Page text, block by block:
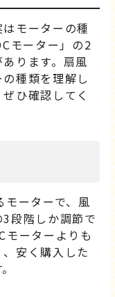
モーターの種
モーター」の2
ります。扇風
種類を理解し
ひ確認してく
モーターで、風
段階しか調節で
モーターよりも
安く購入した